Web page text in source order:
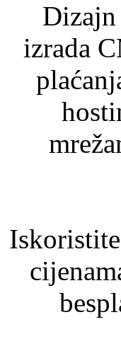
Dizajn
izrada